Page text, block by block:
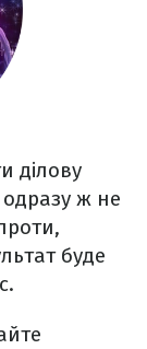
ділову
ж не
буде